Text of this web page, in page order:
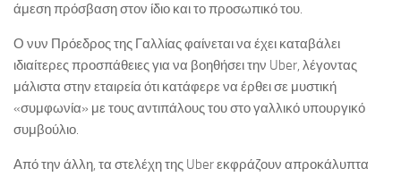
άμεση πρόσβαση στον ίδιο και το προσωπικό του.
Ο νυν Πρόεδρος της Γαλλίας φαίνεται να έχει καταβάλει
ιδιαίτερες προσπάθειες για να βοηθήσει την Uber, λέγοντας
μάλιστα στην εταιρεία ότι κατάφερε να έρθει σε μυστική
«συμφωνία» με τους αντιπάλους του στο γαλλικό υπουργικό
συμβούλιο.
Από την άλλη, τα στελέχη της Uber εκφράζουν απροκάλυπτα